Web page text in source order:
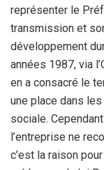
représenter le
transmission et
développement
années 1987, via
en a consacré le
une place dans
sociale.
l’entreprise ne
c’est la raison